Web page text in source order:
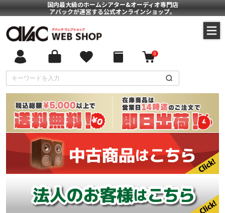
国内最大級のホームシアター&オーディオ専門店
アバックが運営する公式オンラインショップ。
0